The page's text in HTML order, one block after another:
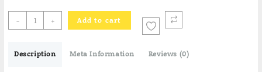
-
OUB-
+ Add to cart
Description Meta Information Reviews (0)